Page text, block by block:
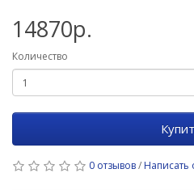
14870р.
Количество
0 отзывов/ Написать